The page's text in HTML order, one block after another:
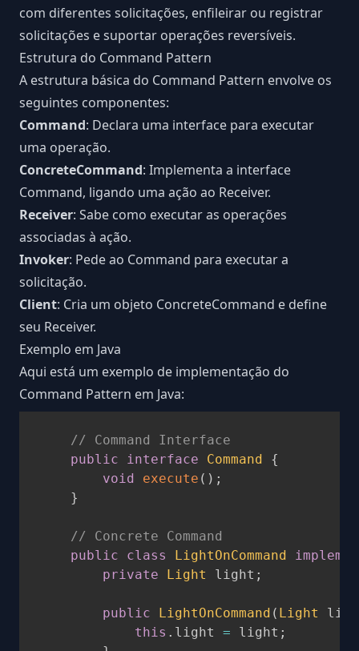
com diferentes solicitações, enfileirar ou registrar
solicitações e suportar operações reversíveis.
Estrutura do Command Pattern
A estrutura básica do Command Pattern envolve os
seguintes componentes:
Command: Declara uma interface para executar
uma operação.
ConcreteCommand: Implementa a interface
Command, ligando uma ação ao Receiver.
Receiver: Sabe como executar as operações
associadas à ação.
Invoker: Pede ao Command para executar a
solicitação.
Client: Cria um objeto ConcreteCommand e define
seu Receiver.
Exemplo em Java
Aqui está um exemplo de implementação do
Command Pattern em Java:
// Command Interface
public
interface Command
{
void
execute ( ) ;
}
// Concrete Command
public
class LightOnCommand
private
Light light ;
public LightOnCommand ( Light
this . light = light ;